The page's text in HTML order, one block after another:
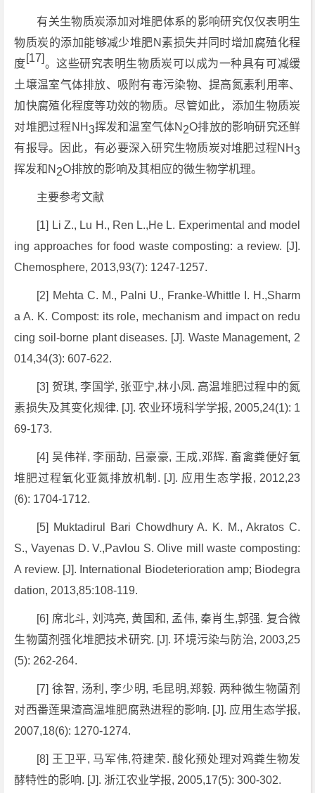
有关生物质炭添加对堆肥体系的影响研究仅仅表明生
物质炭的添加能够减少堆肥N素损失并同时增加腐殖化程
度[17]。这些研究表明生物质炭可以成为一种具有可减缓
土壌温室气体排放、吸附有毒污染物、提高氮素利用率、
加快腐殖化程度等功效的物质。尽管如此，添加生物质炭
对堆肥过程NH3挥发和温室气体N 2O排放的影响研究还鲜
有报导。因此，有必要深入研究生物质炭对堆肥过程NH3
挥发和N 2O排放的影响及其相应的微生物学机理。
主要参考文献
[1] Li Z., Lu H., Ren L.,He L. Experimental and model
ing approaches for food waste composting: a review. [J].
Chemosphere, 2013,93(7): 1247-1257.
[2] Mehta C. M., Palni U., Franke-Whittle I. H.,Sharm
a A. K. Compost: its role, mechanism and impact on redu
cing soil-borne plant diseases. [J]. Waste Management, 2
014,34(3): 607-622.
[3] 贺琪, 李国学, 张亚宁,林小凤. 高温堆肥过程中的氮
素损失及其变化规律. [J]. 农业环境科学学报, 2005,24(1): 1
69-173.
[4] 吴伟祥, 李丽劼, 吕豪豪, 王成,邓辉. 畜禽粪便好氧
堆肥过程氧化亚氮排放机制. [J]. 应用生态学报, 2012,23
(6): 1704-1712.
[5] Muktadirul Bari Chowdhury A. K. M., Akratos C.
S., Vayenas D. V.,Pavlou S. Olive mill waste composting:
A review. [J]. International Biodeterioration amp; Biodegra
dation, 2013,85:108-119.
[6] 席北斗, 刘鸿亮, 黄国和, 孟伟, 秦肖生,郭强. 复合微
生物菌剂强化堆肥技术研究. [J]. 环境污染与防治, 2003,25
(5): 262-264.
[7] 徐智, 汤利, 李少明, 毛昆明,郑毅. 两种微生物菌剂
对西番莲果渣高温堆肥腐熟进程的影响. [J]. 应用生态学报,
2007,18(6): 1270-1274.
[8] 王卫平, 马军伟,符建荣. 酸化预处理对鸡粪生物发
酵特性的影响. [J]. 浙江农业学报, 2005,17(5): 300-302.